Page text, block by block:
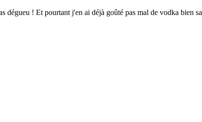
dégueu ! Et pourtant j'en ai déjà goûté pas mal de vodka bien